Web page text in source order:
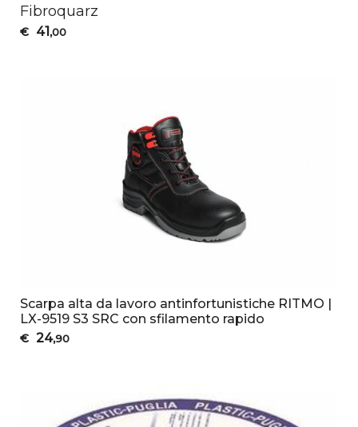
Fibroquarz
€ 41,00
Scarpa alta da lavoro antinfortunistiche RITMO |
LX-9519 S3 SRC con sfilamento rapido
€ 24,90